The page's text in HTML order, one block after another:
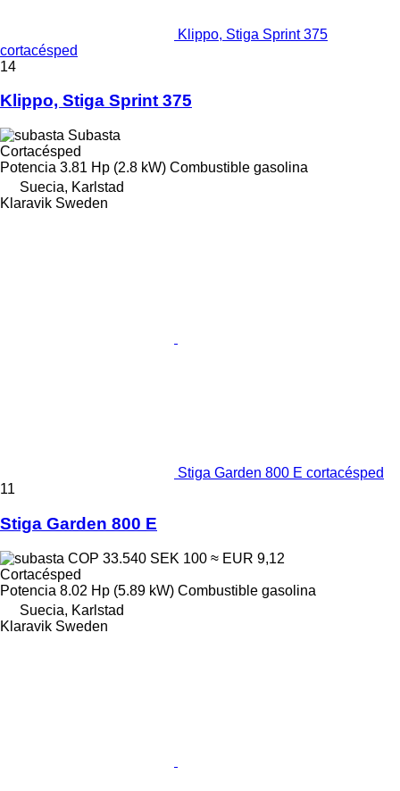
Klippo, Stiga Sprint 375
cortacésped
14
Klippo, Stiga Sprint 375
Subasta
Cortacésped
Potencia 3.81 Hp (2.8 kW) Combustible gasolina
Suecia, Karlstad
Klaravik Sweden
Stiga Garden 800 E cortacésped
11
Stiga Garden 800 E
COP 33.540 SEK 100 ≈ EUR 9,12
Cortacésped
Potencia 8.02 Hp (5.89 kW) Combustible gasolina
Suecia, Karlstad
Klaravik Sweden